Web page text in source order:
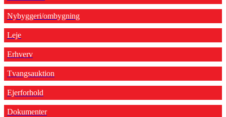
Nybyggeri/ombygning
Leje
Erhverv
Tvangsauktion
Ejerforhold
Dokumenter